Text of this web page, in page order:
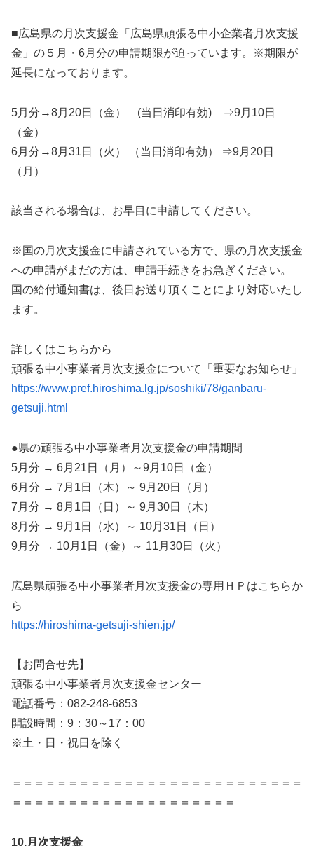
■広島県の月次支援金「広島県頑張る中小企業者月次支援
金」の５月・6月分の申請期限が迫っています。※期限が
延長になっております。
5月分→8月20日（金） (当日消印有効) ⇒9月10日
（金）
6月分→8月31日（火） （当日消印有効） ⇒9月20日
（月）
該当される場合は、お早目に申請してください。
※国の月次支援金に申請されている方で、県の月次支援金
への申請がまだの方は、申請手続きをお急ぎください。
国の給付通知書は、後日お送り頂くことにより対応いたし
ます。
詳しくはこちらから
頑張る中小事業者月次支援金について「重要なお知らせ」
https://www.pref.hiroshima.lg.jp/soshiki/78/ganbaru-
getsuji.html
●県の頑張る中小事業者月次支援金の申請期間
5月分 → 6月21日（月）～9月10日（金）
6月分 → 7月1日（木）～ 9月20日（月）
7月分 → 8月1日（日）～ 9月30日（木）
8月分 → 9月1日（水）～ 10月31日（日）
9月分 → 10月1日（金）～ 11月30日（火）
広島県頑張る中小事業者月次支援金の専用ＨＰはこちらか
ら
https://hiroshima-getsuji-shien.jp/
【お問合せ先】
頑張る中小事業者月次支援金センター
電話番号：082-248-6853
開設時間：9：30～17：00
※土・日・祝日を除く
＝＝＝＝＝＝＝＝＝＝＝＝＝＝＝＝＝＝＝＝＝＝＝＝＝＝
＝＝＝＝＝＝＝＝＝＝＝＝＝＝＝＝＝＝＝＝
10.月次支援金